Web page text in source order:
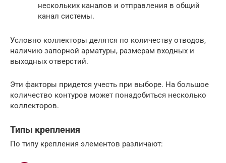
нескольких каналов и отправления в общий
канал системы.
Условно коллекторы делятся по количеству отводов,
наличию запорной арматуры, размерам входных и
выходных отверстий.
Эти факторы придется учесть при выборе. На большое
количество контуров может понадобиться несколько
коллекторов.
Типы крепления
По типу крепления элементов различают: